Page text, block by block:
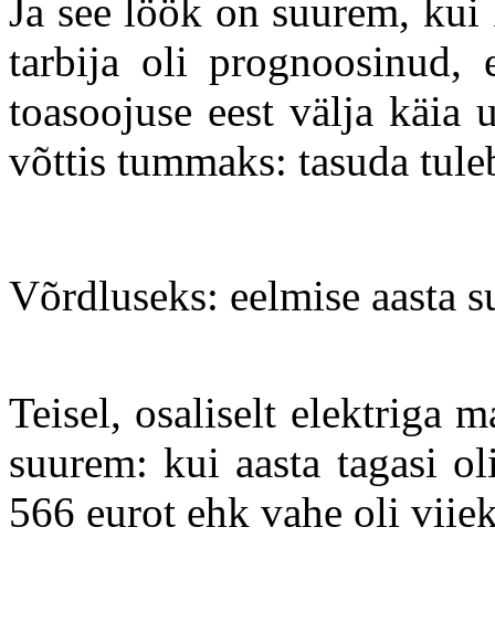
Ja see löök on suurem,
tarbija oli prognoosinud,
toasoojuse eest välja käia
võttis tummaks: tasuda
Võrdluseks: eelmise aasta
Teisel, osaliselt elektriga
suurem: kui aasta tagasi
566 eurot ehk vahe oli